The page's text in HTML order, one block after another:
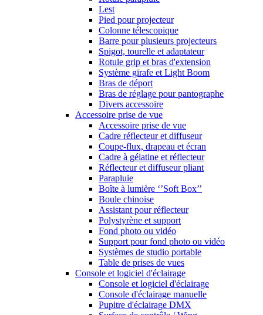
Lest
Pied pour projecteur
Colonne télescopique
Barre pour plusieurs projecteurs
Spigot, tourelle et adaptateur
Rotule grip et bras d'extension
Système girafe et Light Boom
Bras de déport
Bras de réglage pour pantographe
Divers accessoire
Accessoire prise de vue
Accessoire prise de vue
Cadre réflecteur et diffuseur
Coupe-flux, drapeau et écran
Cadre à gélatine et réflecteur
Réflecteur et diffuseur pliant
Parapluie
Boîte à lumière ‘’Soft Box’’
Boule chinoise
Assistant pour réflecteur
Polystyrène et support
Fond photo ou vidéo
Support pour fond photo ou vidéo
Systèmes de studio portable
Table de prises de vues
Console et logiciel d'éclairage
Console et logiciel d'éclairage
Console d'éclairage manuelle
Pupitre d'éclairage DMX